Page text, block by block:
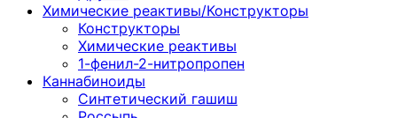
Химические реактивы/Конструкторы
Конструкторы
Химические реактивы
1-фенил-2-нитропропен
Каннабиноиды
Синтетический гашиш